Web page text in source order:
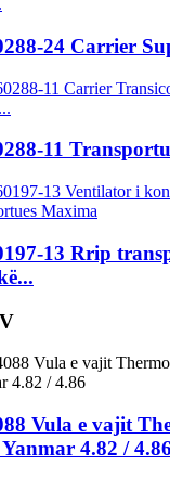
24 Carrier
11
13 Rrip
Vula e vajit
4.82 / 4.86